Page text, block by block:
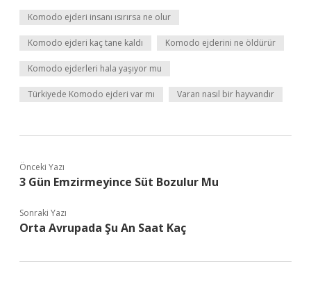
Komodo ejderi insanı ısırırsa ne olur
Komodo ejderi kaç tane kaldı Komodo ejderini ne öldürür
Komodo ejderleri hala yaşıyor mu
Türkiyede Komodo ejderi var mı Varan nasıl bir hayvandır
Önceki Yazı
3 Gün Emzirmeyince Süt Bozulur Mu
Sonraki Yazı
Orta Avrupada Şu An Saat Kaç